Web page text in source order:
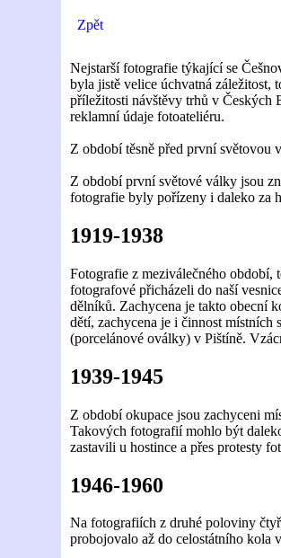
Zpět
Nejstarší fotografie týkající se
byla jistě velice úchvatná záležitost,
příležitosti návštěvy trhů v Českých
reklamní údaje fotoateliéru.
Z období těsně před první světovou
Z období první světové války jsou
fotografie byly pořízeny i daleko za
1919-1938
Fotografie z meziválečného
fotografové přicházeli do naší
dělníků. Zachycena je takto obecní
dětí, zachycena je i činnost
(porcelánové oválky) v Pištíně.
1939-1945
Z období okupace jsou zachyceni
Takových fotografií mohlo být
zastavili u hostince a přes protesty
1946-1960
Na fotografiích z druhé poloviny
probojovalo až do celostátního kola